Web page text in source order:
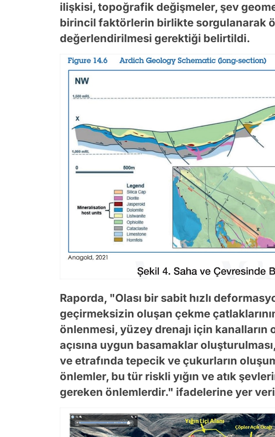
ilişkisi, topoğrafik değişmeler, şev
birincil faktörlerin birlikte sorgulanarak
değerlendirilmesi gerektiği belirtildi.
Raporda, "Olası bir sabit hızlı
geçirmeksizin oluşan çekme
önlenmesi, yüzey drenajı için kanalların
açısına uygun basamaklar
ve etrafında tepecik ve çukurların
önlemler, bu tür riskli yığın ve atık
gereken önlemlerdir." ifadelerine yer